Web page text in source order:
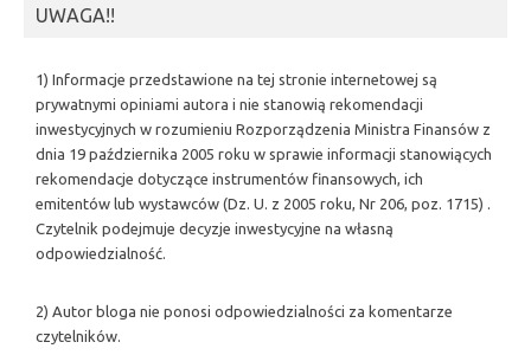
UWAGA!!
1) Informacje przedstawione na tej stronie internetowej są
prywatnymi opiniami autora i nie stanowią rekomendacji
inwestycyjnych w rozumieniu Rozporządzenia Ministra Finansów z
dnia 19 października 2005 roku w sprawie informacji stanowiących
rekomendacje dotyczące instrumentów finansowych, ich
emitentów lub wystawców (Dz. U. z 2005 roku, Nr 206, poz. 1715) .
Czytelnik podejmuje decyzje inwestycyjne na własną
odpowiedzialność.
2) Autor bloga nie ponosi odpowiedzialności za komentarze
czytelników.